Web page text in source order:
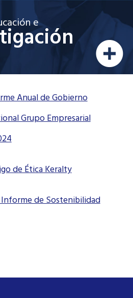
e
Anual de Gobierno
Grupo Empresarial
de Ética Keralty
Informe de Sostenibilidad